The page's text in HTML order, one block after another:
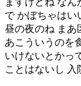
で かぼちゃはい
昼の夜のね まあ
あこういうのを
いけないとかっ
ことはないし 入